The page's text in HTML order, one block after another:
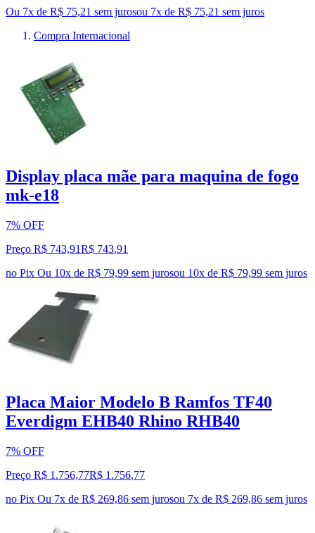
Ou 7x de R$ 75,21 sem jurosou 7x de R$ 75,21 sem juros
Compra Internacional
Display placa mãe para maquina de fogo
mk-e18
7% OFF
Preço R$ 743,91R$ 743,91
no Pix Ou 10x de R$ 79,99 sem jurosou 10x de R$ 79,99 sem juros
Placa Maior Modelo B Ramfos TF40
Everdigm EHB40 Rhino RHB40
7% OFF
Preço R$ 1.756,77R$ 1.756,77
no Pix Ou 7x de R$ 269,86 sem jurosou 7x de R$ 269,86 sem juros